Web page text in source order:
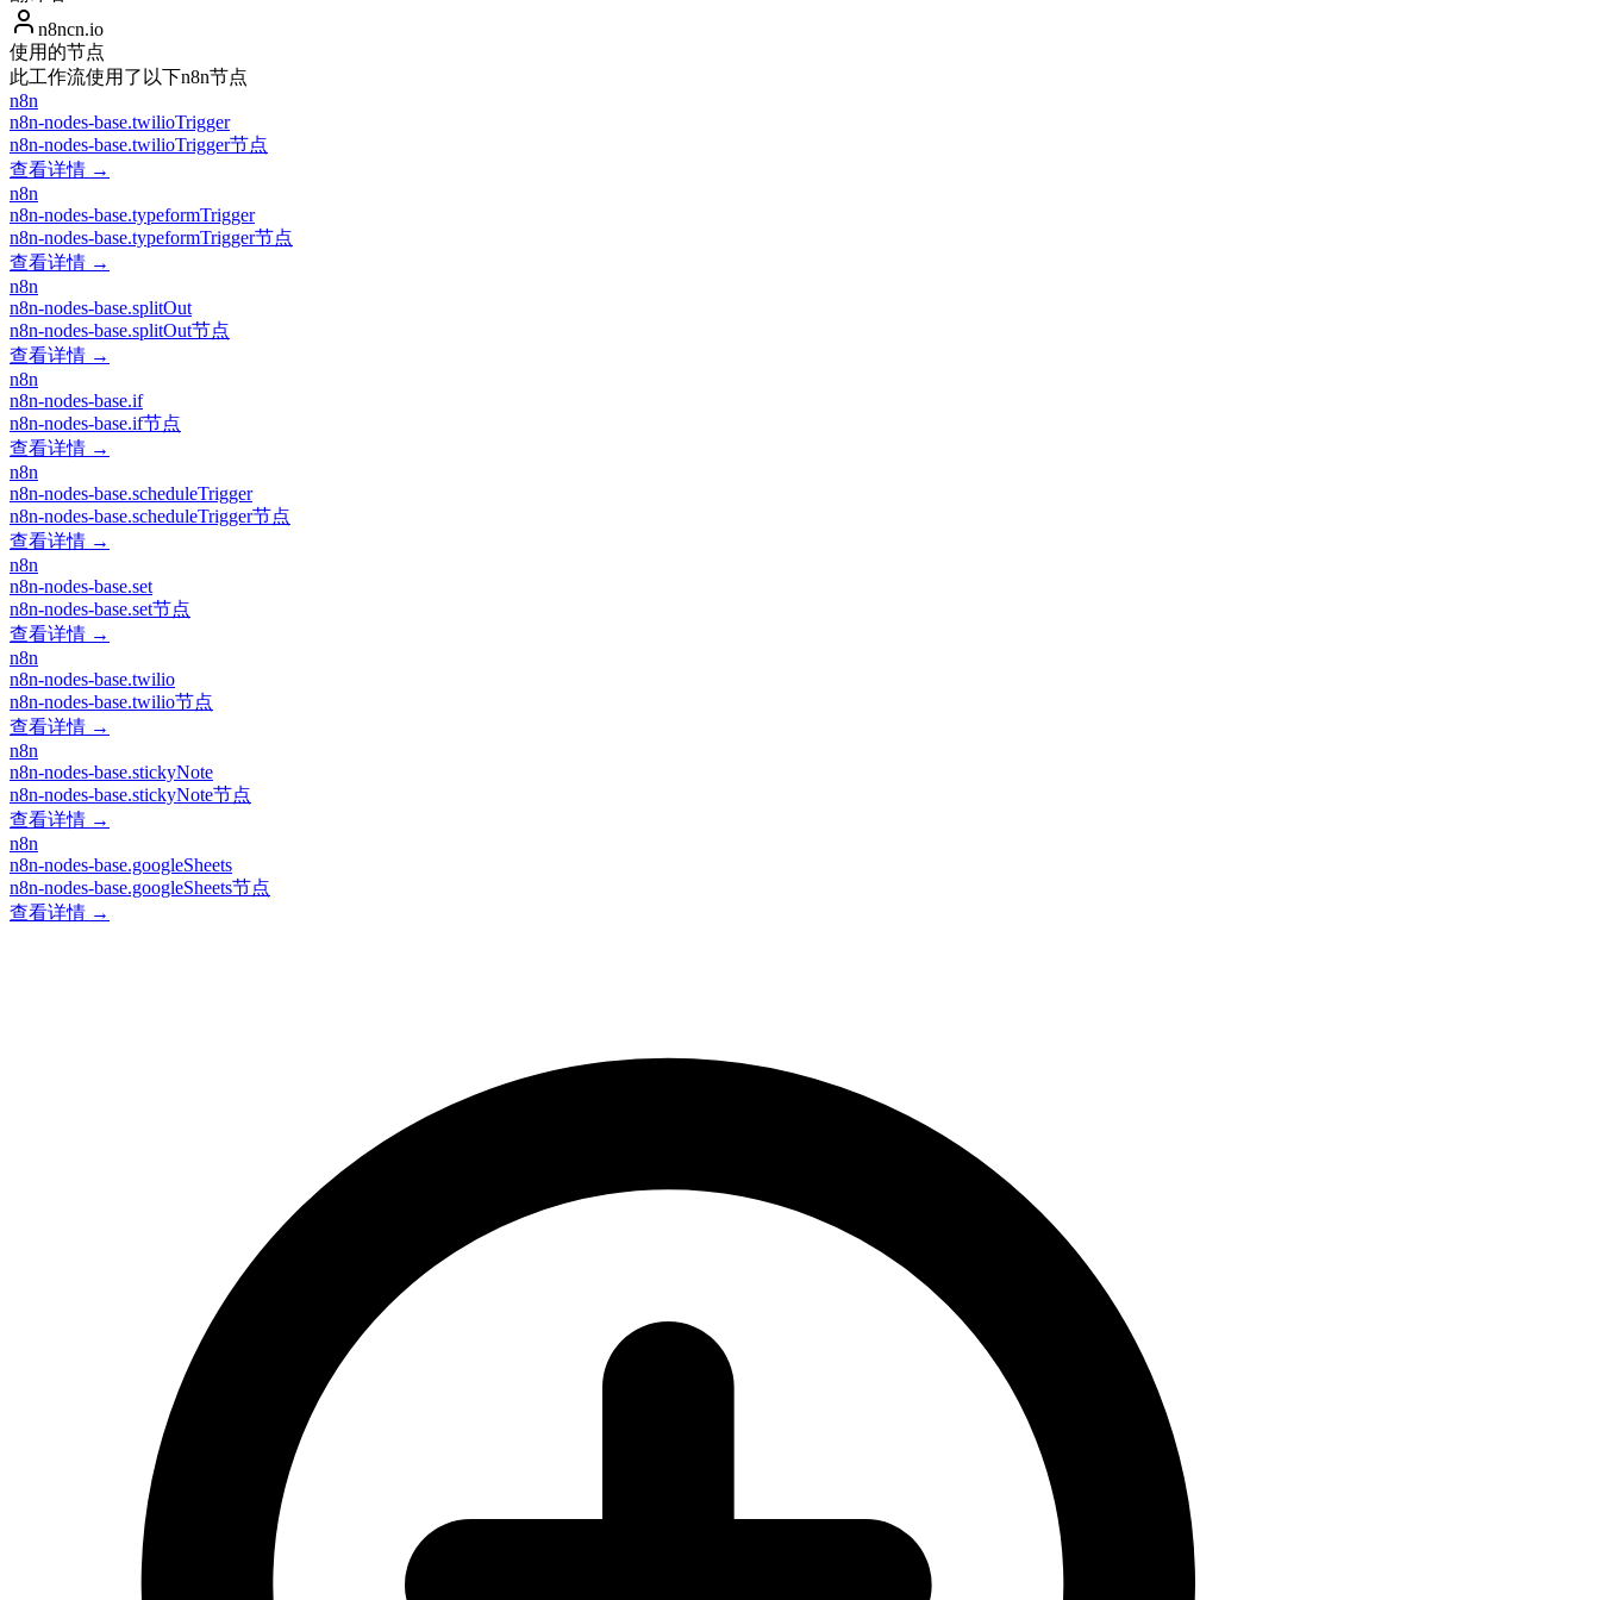
n8ncn.io
使用的节点
此工作流使用了以下n8n节点
n8n
n8n-nodes-base.twilioTrigger
n8n-nodes-base.twilioTrigger节点
查看详情 →
n8n
n8n-nodes-base.typeformTrigger
n8n-nodes-base.typeformTrigger节点
查看详情 →
n8n
n8n-nodes-base.splitOut
n8n-nodes-base.splitOut节点
查看详情 →
n8n
n8n-nodes-base.if
n8n-nodes-base.if节点
查看详情 →
n8n
n8n-nodes-base.scheduleTrigger
n8n-nodes-base.scheduleTrigger节点
查看详情 →
n8n
n8n-nodes-base.set
n8n-nodes-base.set节点
查看详情 →
n8n
n8n-nodes-base.twilio
n8n-nodes-base.twilio节点
查看详情 →
n8n
n8n-nodes-base.stickyNote
n8n-nodes-base.stickyNote节点
查看详情 →
n8n
n8n-nodes-base.googleSheets
n8n-nodes-base.googleSheets节点
查看详情 →